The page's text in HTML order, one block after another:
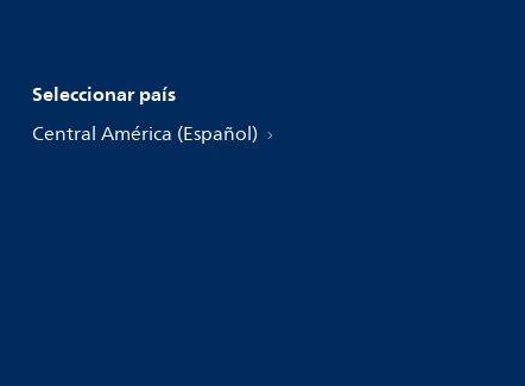
Seleccionar país
Central América (Español)